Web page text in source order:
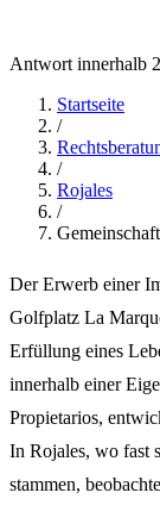
Antwort innerhalb
Startseite
/
/
Rojales
/
Der Erwerb einer
Golfplatz La
Erfüllung eines
innerhalb einer
Propietarios,
In Rojales, wo fast
stammen,